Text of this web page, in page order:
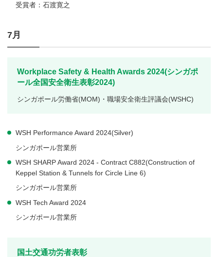
受賞者：石渡寛之
7月
Workplace Safety & Health Awards 2024(シンガポ
ール全国安全衛生表彰2024)
シンガポール労働省(MOM)・職場安全衛生評議会(WSHC)
WSH Performance Award 2024(Silver)
シンガポール営業所
WSH SHARP Award 2024 - Contract C882(Construction of
Keppel Station & Tunnels for Circle Line 6)
シンガポール営業所
WSH Tech Award 2024
シンガポール営業所
国土交通功労者表彰